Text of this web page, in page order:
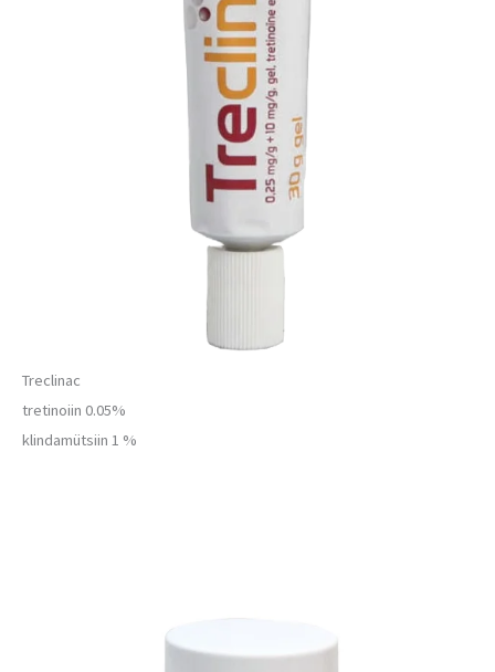
Treclinac
tretinoiin 0.05%
klindamütsiin 1 %